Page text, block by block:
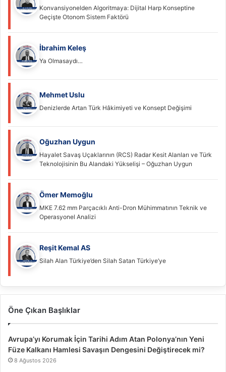
Konvansiyonelden Algoritmaya: Dijital Harp Konseptine
Geçişte Otonom Sistem Faktörü
İbrahim Keleş
Ya Olmasaydı…
Mehmet Uslu
Denizlerde Artan Türk Hâkimiyeti ve Konsept Değişimi
Oğuzhan Uygun
Hayalet Savaş Uçaklarının (RCS) Radar Kesit Alanları ve Türk
Teknolojisinin Bu Alandaki Yükselişi – Oğuzhan Uygun
Ömer Memoğlu
MKE 7.62 mm Parçacıklı Anti-Dron Mühimmatının Teknik ve
Operasyonel Analizi
Reşit Kemal AS
Silah Alan Türkiye’den Silah Satan Türkiye’ye
Öne Çıkan Başlıklar
Avrupa’yı Korumak İçin Tarihi Adım Atan Polonya’nın Yeni
Füze Kalkanı Hamlesi Savaşın Dengesini Değiştirecek mi?
8 Ağustos 2026